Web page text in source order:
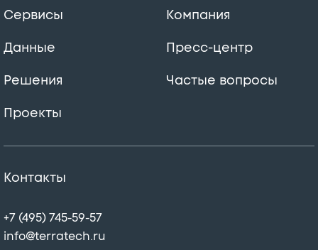
Сервисы
Данные
Решения
Проекты
Компания
Пресс-центр
Частые вопросы
Контакты
+7 (495) 745-59-57
info@terratech.ru